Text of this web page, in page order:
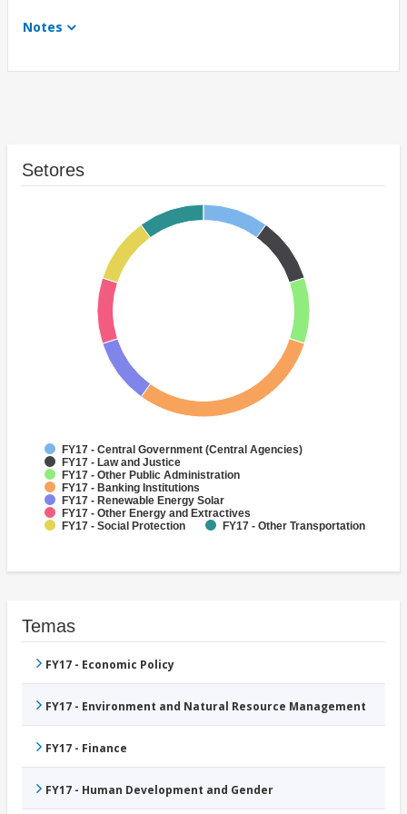
Notes
Setores
FY17 - Central Government (Central Agencies)
FY17 - Law and Justice
FY17 - Other Public Administration
FY17 - Banking Institutions
FY17 - Renewable Energy Solar
FY17 - Other Energy and Extractives
FY17 - Social Protection
FY17 - Other Transportation
Temas
FY17 - Economic Policy
FY17 - Environment and Natural Resource Management
FY17 - Finance
FY17 - Human Development and Gender